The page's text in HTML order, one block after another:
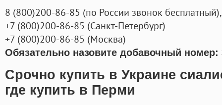
8 (800)200-86-85 (по России звонок бесплатный),
+7 (800)200-86-85 (Санкт-Петербург)
+7 (800)200-86-85 (Москва)
Обязательно назовите добавочный номер:
Срочно купить в Украине
где купить в Перми